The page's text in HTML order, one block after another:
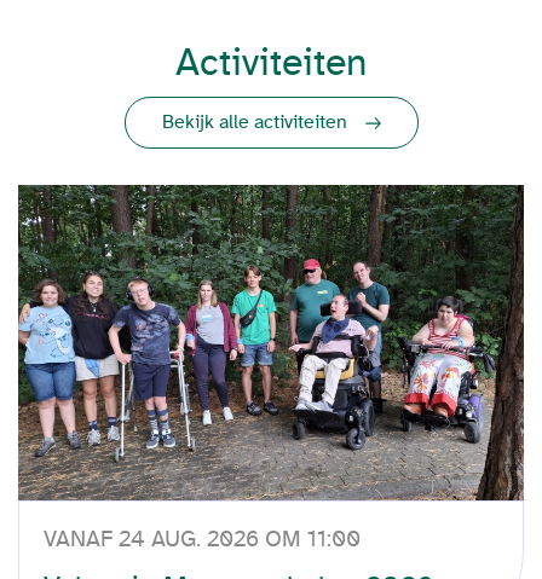
Activiteiten
Bekijk alle activiteiten
VANAF 24 AUG. 2026 OM 11:00